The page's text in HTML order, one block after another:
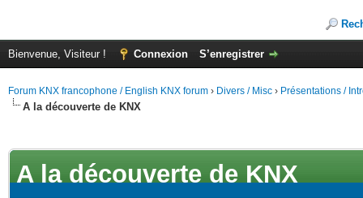
Bienvenue, Visiteur ! Connexion S’enregistrer
Forum KNX francophone / English KNX forum › Divers / Misc › Présentations /
A la découverte de KNX
A la découverte de KNX